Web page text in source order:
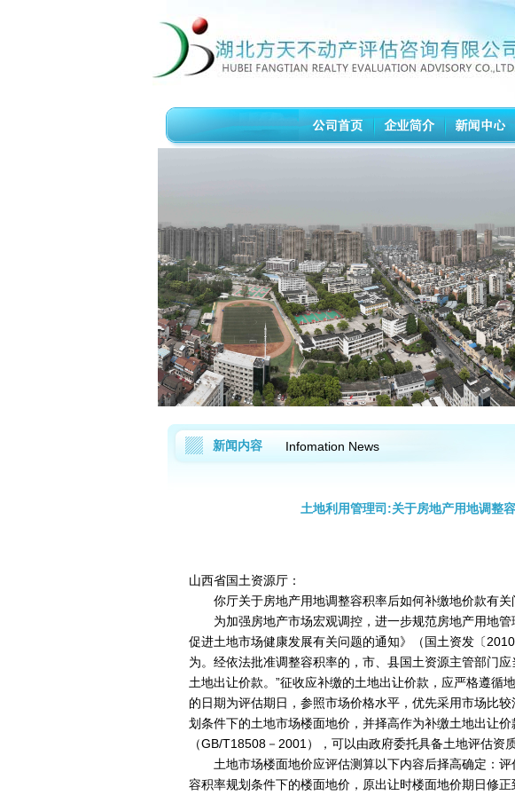
新闻内容 Infomation News
土地利用管理司:关于房地产用地调整
山西省国土资源厅：
你厅关于房地产用地调整容积率后如何补缴地价款有关
为加强房地产市场宏观调控，进一步规范房地产用地管
促进土地市场健康发展有关问题的通知》（国土资发〔
为。经依法批准调整容积率的，市、县国土资源主管部门
土地出让价款。”征收应补缴的土地出让价款，应严格遵循
的日期为评估期日，参照市场价格水平，优先采用市场比
划条件下的土地市场楼面地价，并择高作为补缴土地出让
（GB/T18508－2001），可以由政府委托具备土地评估资
土地市场楼面地价应评估测算以下内容后择高确定：评
容积率规划条件下的楼面地价，原出让时楼面地价期日修